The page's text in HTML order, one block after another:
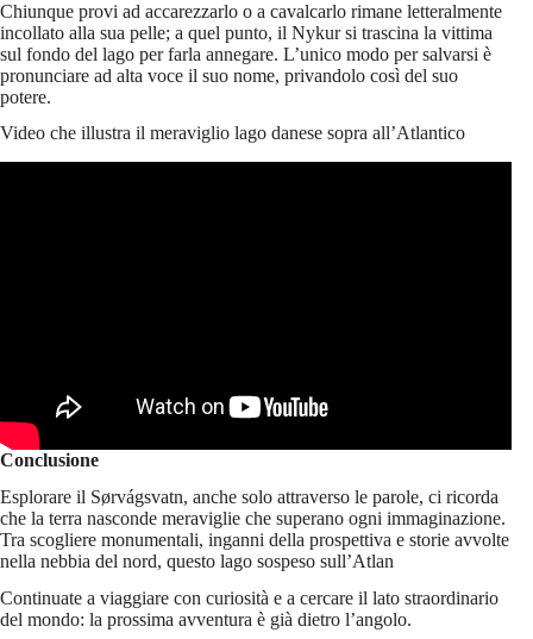
Chiunque provi ad accarezzarlo o a cavalcarlo rimane letteralmente
incollato alla sua pelle; a quel punto, il Nykur si trascina la vittima
sul fondo del lago per farla annegare. L’unico modo per salvarsi è
pronunciare ad alta voce il suo nome, privandolo così del suo
potere.
Video che illustra il meraviglio lago danese sopra all’Atlantico
Conclusione
Esplorare il Sørvágsvatn, anche solo attraverso le parole, ci ricorda
che la terra nasconde meraviglie che superano ogni immaginazione.
Tra scogliere monumentali, inganni della prospettiva e storie avvolte
nella nebbia del nord, questo lago sospeso sull’Atlan
Continuate a viaggiare con curiosità e a cercare il lato straordinario
del mondo: la prossima avventura è già dietro l’angolo.